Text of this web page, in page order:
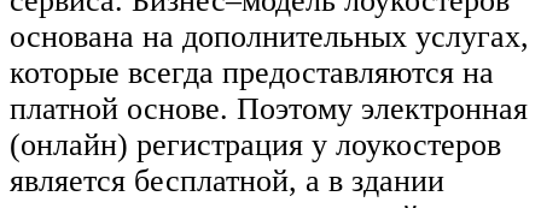
основана на дополнительных услугах,
которые всегда предоставляются на
платной основе. Поэтому электронная
(онлайн) регистрация у лоукостеров
является бесплатной, а в здании